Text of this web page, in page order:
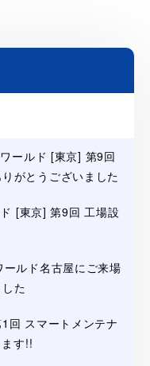
ールド [東京] 第9回
がとうございました
[東京] 第9回 工場設
ールド名古屋にご来場
た
回 スマートメンテナ
す!!